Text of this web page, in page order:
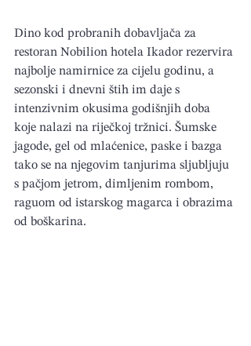
Dino kod probranih dobavljača za
restoran Nobilion hotela Ikador rezervira
najbolje namirnice za cijelu godinu, a
sezonski i dnevni štih im daje s
intenzivnim okusima godišnjih doba
koje nalazi na riječkoj tržnici. Šumske
jagode, gel od mlaćenice, paske i bazga
tako se na njegovim tanjurima sljubljuju
s pačjom jetrom, dimljenim rombom,
raguom od istarskog magarca i obrazima
od boškarina.